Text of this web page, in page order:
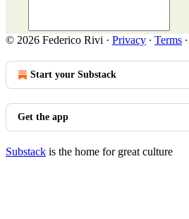
© 2026 Federico Rivi · Privacy ∙ Terms ∙
Start your Substack
Get the app
Substack is the home for great culture